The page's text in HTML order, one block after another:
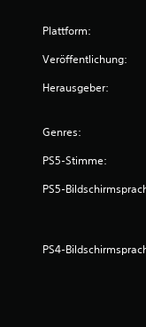
Plattform:
Veröffentlichung:
Herausgeber:
Genres:
PS5-Stimme:
PS5-
PS4-